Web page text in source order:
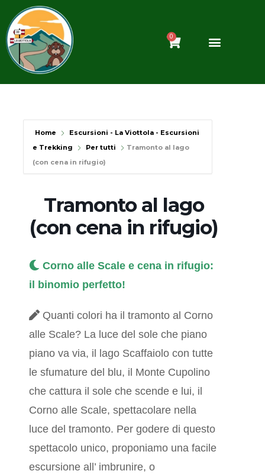
contenuto
0
Carrello
Home
Escursioni - La Viottola - Escursioni
e Trekking
Per tutti
Tramonto al lago
(con cena in rifugio)
Tramonto al lago
(con cena in rifugio)
Corno alle Scale e cena in rifugio:
il binomio perfetto!
Quanti colori ha il tramonto al Corno
alle Scale? La luce del sole che piano
piano va via, il lago Scaffaiolo con tutte
le sfumature del blu, il Monte Cupolino
che cattura il sole che scende e lui, il
Corno alle Scale, spettacolare nella
luce del tramonto. Per godere di questo
spettacolo unico, proponiamo una facile
escursione all’ imbrunire, o